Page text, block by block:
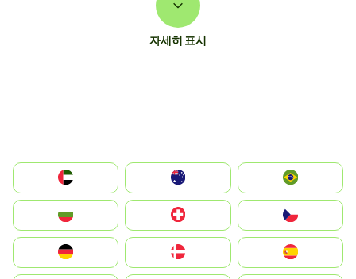
자세히 표시
الإمارات العربية المتحدة
Switzerland
Deutschland